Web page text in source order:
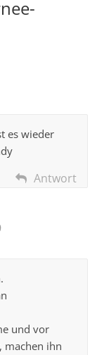
es wieder
Antwort
und vor
machen ihn